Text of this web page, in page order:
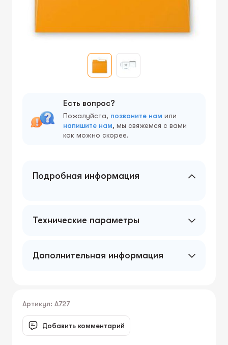
Есть вопрос?
Пожалуйста, позвоните нам или
напишите нам, мы свяжемся с вами
как можно скорее.
Подробная информация
Технические параметры
Дополнительная информация
Артикул: A727
Добавить комментарий